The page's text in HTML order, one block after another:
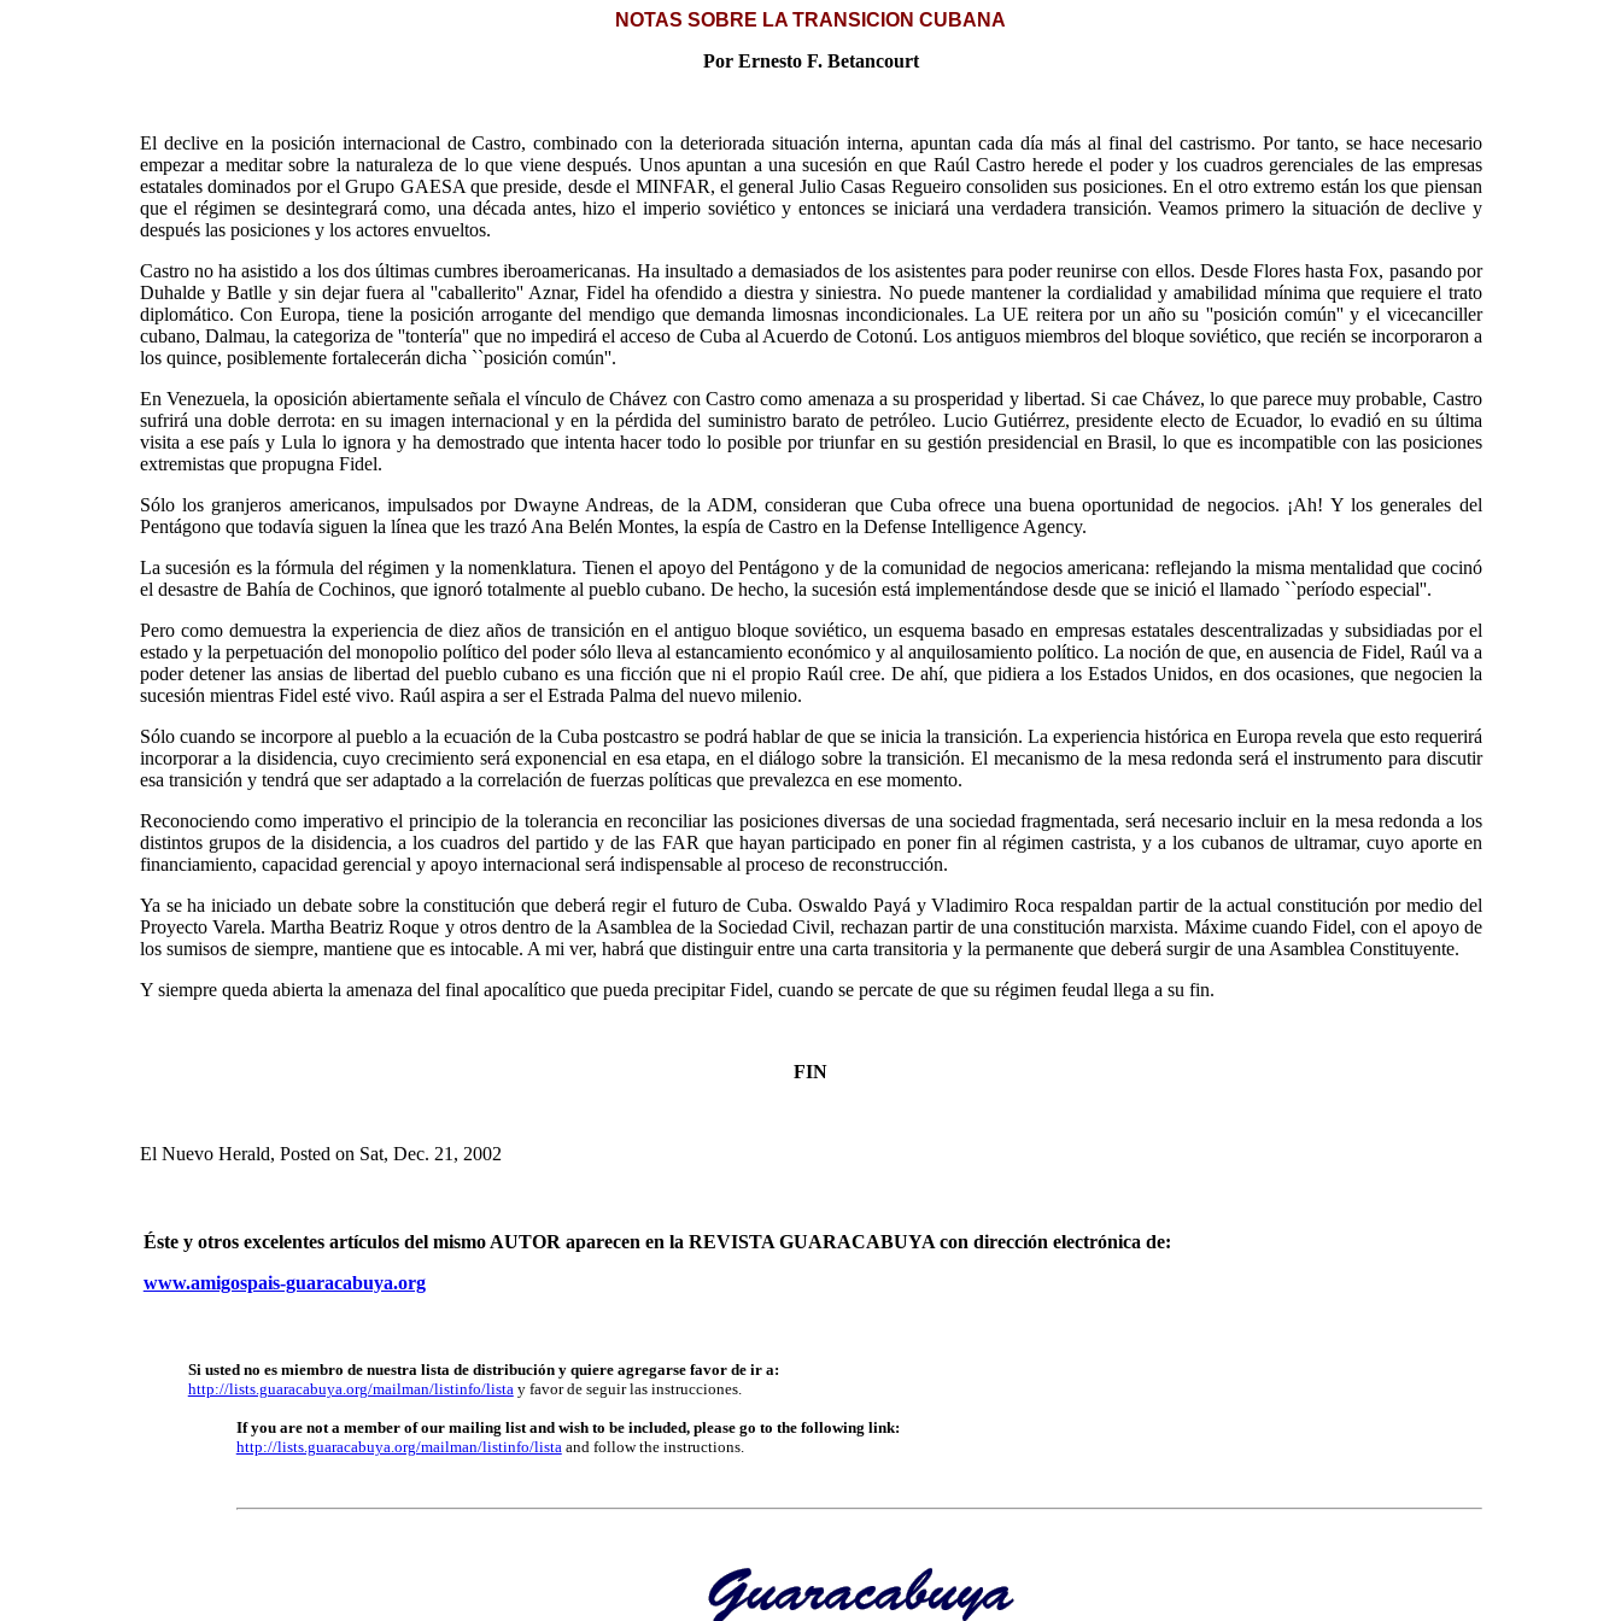
NOTAS SOBRE LA TRANSICION CUBANA
Por Ernesto F. Betancourt
El declive en la posición internacional de Castro, combinado con la deteriorada situación interna, apuntan cada día más al final del castrismo. Por tanto, se hace necesario
empezar a meditar sobre la naturaleza de lo que viene después. Unos apuntan a una sucesión en que Raúl Castro herede el poder y los cuadros gerenciales de las empresas
estatales dominados por el Grupo GAESA que preside, desde el MINFAR, el general Julio Casas Regueiro consoliden sus posiciones. En el otro extremo están los que piensan
que el régimen se desintegrará como, una década antes, hizo el imperio soviético y entonces se iniciará una verdadera transición. Veamos primero la situación de declive y
después las posiciones y los actores envueltos.
Castro no ha asistido a los dos últimas cumbres iberoamericanas. Ha insultado a demasiados de los asistentes para poder reunirse con ellos. Desde Flores hasta Fox, pasando por
Duhalde y Batlle y sin dejar fuera al ''caballerito'' Aznar, Fidel ha ofendido a diestra y siniestra. No puede mantener la cordialidad y amabilidad mínima que requiere el trato
diplomático. Con Europa, tiene la posición arrogante del mendigo que demanda limosnas incondicionales. La UE reitera por un año su ''posición común'' y el vicecanciller
cubano, Dalmau, la categoriza de ''tontería'' que no impedirá el acceso de Cuba al Acuerdo de Cotonú. Los antiguos miembros del bloque soviético, que recién se incorporaron a
los quince, posiblemente fortalecerán dicha ``posición común''.
En Venezuela, la oposición abiertamente señala el vínculo de Chávez con Castro como amenaza a su prosperidad y libertad. Si cae Chávez, lo que parece muy probable, Castro
sufrirá una doble derrota: en su imagen internacional y en la pérdida del suministro barato de petróleo. Lucio Gutiérrez, presidente electo de Ecuador, lo evadió en su última
visita a ese país y Lula lo ignora y ha demostrado que intenta hacer todo lo posible por triunfar en su gestión presidencial en Brasil, lo que es incompatible con las posiciones
extremistas que propugna Fidel.
Sólo los granjeros americanos, impulsados por Dwayne Andreas, de la ADM, consideran que Cuba ofrece una buena oportunidad de negocios. ¡Ah! Y los generales del
Pentágono que todavía siguen la línea que les trazó Ana Belén Montes, la espía de Castro en la Defense Intelligence Agency.
La sucesión es la fórmula del régimen y la nomenklatura. Tienen el apoyo del Pentágono y de la comunidad de negocios americana: reflejando la misma mentalidad que cocinó
el desastre de Bahía de Cochinos, que ignoró totalmente al pueblo cubano. De hecho, la sucesión está implementándose desde que se inició el llamado ``período especial''.
Pero como demuestra la experiencia de diez años de transición en el antiguo bloque soviético, un esquema basado en empresas estatales descentralizadas y subsidiadas por el
estado y la perpetuación del monopolio político del poder sólo lleva al estancamiento económico y al anquilosamiento político. La noción de que, en ausencia de Fidel, Raúl va a
poder detener las ansias de libertad del pueblo cubano es una ficción que ni el propio Raúl cree. De ahí, que pidiera a los Estados Unidos, en dos ocasiones, que negocien la
sucesión mientras Fidel esté vivo. Raúl aspira a ser el Estrada Palma del nuevo milenio.
Sólo cuando se incorpore al pueblo a la ecuación de la Cuba postcastro se podrá hablar de que se inicia la transición. La experiencia histórica en Europa revela que esto requerirá
incorporar a la disidencia, cuyo crecimiento será exponencial en esa etapa, en el diálogo sobre la transición. El mecanismo de la mesa redonda será el instrumento para discutir
esa transición y tendrá que ser adaptado a la correlación de fuerzas políticas que prevalezca en ese momento.
Reconociendo como imperativo el principio de la tolerancia en reconciliar las posiciones diversas de una sociedad fragmentada, será necesario incluir en la mesa redonda a los
distintos grupos de la disidencia, a los cuadros del partido y de las FAR que hayan participado en poner fin al régimen castrista, y a los cubanos de ultramar, cuyo aporte en
financiamiento, capacidad gerencial y apoyo internacional será indispensable al proceso de reconstrucción.
Ya se ha iniciado un debate sobre la constitución que deberá regir el futuro de Cuba. Oswaldo Payá y Vladimiro Roca respaldan partir de la actual constitución por medio del
Proyecto Varela. Martha Beatriz Roque y otros dentro de la Asamblea de la Sociedad Civil, rechazan partir de una constitución marxista. Máxime cuando Fidel, con el apoyo de
los sumisos de siempre, mantiene que es intocable. A mi ver, habrá que distinguir entre una carta transitoria y la permanente que deberá surgir de una Asamblea Constituyente.
Y siempre queda abierta la amenaza del final apocalítico que pueda precipitar Fidel, cuando se percate de que su régimen feudal llega a su fin.
FIN
El Nuevo Herald, Posted on Sat, Dec. 21, 2002
Éste y otros excelentes artículos del mismo AUTOR aparecen en la REVISTA GUARACABUYA con dirección electrónica de:
www.amigospais-guaracabuya.org
Si usted no es miembro de nuestra lista de distribución y quiere agregarse favor de ir a:
http://lists.guaracabuya.org/mailman/listinfo/listay favor de seguir las instrucciones.
If you are not a member of our mailing list and wish to be included, please go to the following link:
http://lists.guaracabuya.org/mailman/listinfo/listaand follow the instructions.